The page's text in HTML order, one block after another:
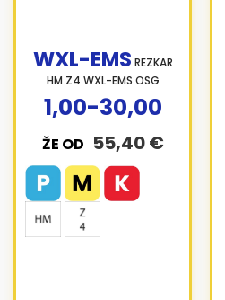
WXL-EMS REZKAR
HM Z4 WXL-EMS OSG
ŽE OD 55,40 €
1,00-30,00